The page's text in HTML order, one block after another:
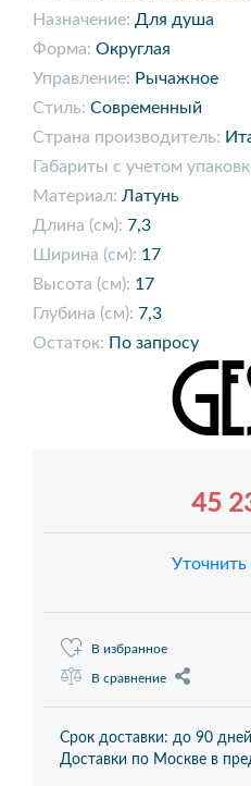
Назначение: Для душа
Форма: Округлая
Управление: Рычажное
Стиль: Современный
Страна производитель:
Габариты с учетом
Материал: Латунь
Длина (см): 7,3
Ширина (см): 17
Высота (см): 17
Глубина (см): 7,3
Остаток: По запросу
45
Уточнить
В избранное
В сравнение
Срок доставки: до 90 дней
Доставки по Москве в